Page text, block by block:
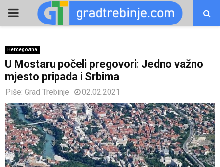
PRIMARY
Hercegovina
U Mostaru počeli pregovori: Jedno važno
mjesto pripada i Srbima
Piše: Grad Trebinje 02.02.2021